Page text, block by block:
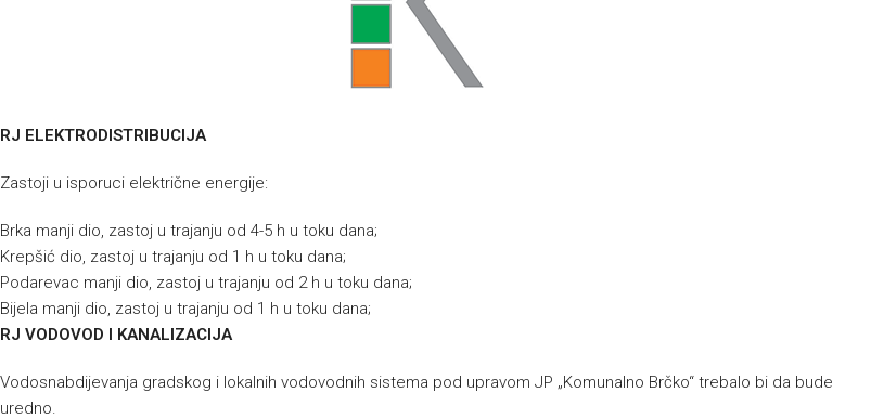
RJ ELEKTRODISTRIBUCIJA
Zastoji u isporuci električne energije:
Brka manji dio, zastoj u trajanju od 4-5 h u toku dana;
Krepšić dio, zastoj u trajanju od 1 h u toku dana;
Podarevac manji dio, zastoj u trajanju od 2 h u toku dana;
Bijela manji dio, zastoj u trajanju od 1 h u toku dana;
RJ VODOVOD I KANALIZACIJA
Vodosnabdijevanja gradskog i lokalnih vodovodnih sistema pod upravom JP „Komunalno Brčko“ trebalo bi da bude
uredno.